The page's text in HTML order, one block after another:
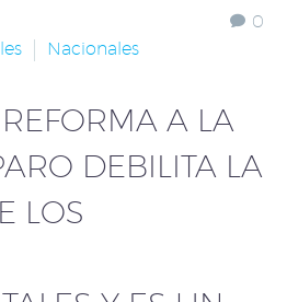
0
Nacionales
A LA
DEBILITA LA
LOS